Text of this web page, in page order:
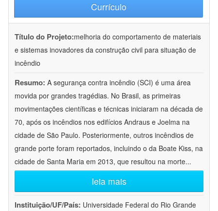
Currículo
Título do Projeto:melhoria do comportamento de materiais
e sistemas inovadores da construção civil para situação de
incêndio
Resumo: A segurança contra incêndio (SCI) é uma área
movida por grandes tragédias. No Brasil, as primeiras
movimentações científicas e técnicas iniciaram na década de
70, após os incêndios nos edifícios Andraus e Joelma na
cidade de São Paulo. Posteriormente, outros incêndios de
grande porte foram reportados, incluindo o da Boate Kiss, na
cidade de Santa Maria em 2013, que resultou na morte...
leia mais
Instituição/UF/País: Universidade Federal do Rio Grande